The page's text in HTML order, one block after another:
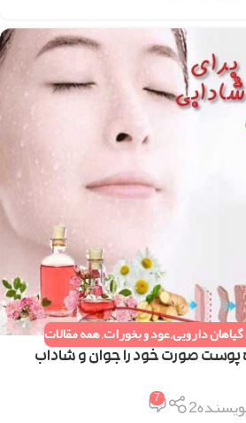
دارویی,عود و بخورات,همه مقالات
پوست صورت خود را جوان و شاداب
7